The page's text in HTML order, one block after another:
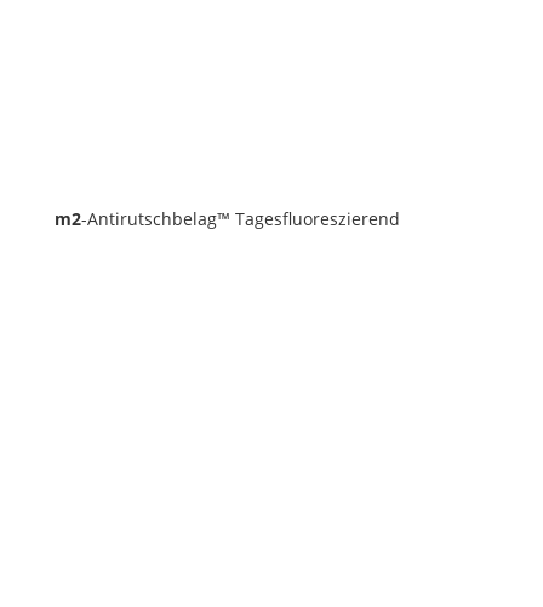
m2-Antirutschbelag™ Tagesfluoreszierend